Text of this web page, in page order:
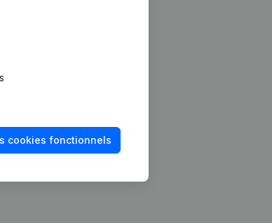
cookies fonctionnels